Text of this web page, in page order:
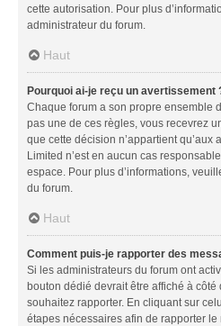
cette autorisation. Pour plus
administrateur du forum.
Haut
Pourquoi ai-je reçu un avertissement
Chaque forum a son propre ensemble
pas une de ces règles, vous recevrez
que cette décision n’appartient qu’aux
Limited n’est en aucun cas
espace. Pour plus d’informations,
du forum.
Haut
Comment puis-je rapporter des
Si les administrateurs du forum ont
bouton dédié devrait être affiché à
souhaitez rapporter. En cliquant sur
étapes nécessaires afin de rapporter le